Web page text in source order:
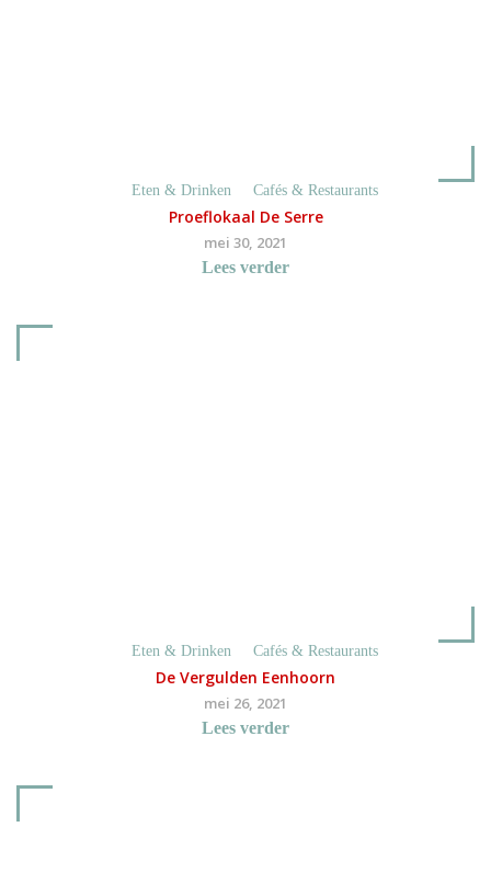
Eten & Drinken Cafés & Restaurants
Proeflokaal De Serre
mei 30, 2021
Lees verder
Eten & Drinken Cafés & Restaurants
De Vergulden Eenhoorn
mei 26, 2021
Lees verder